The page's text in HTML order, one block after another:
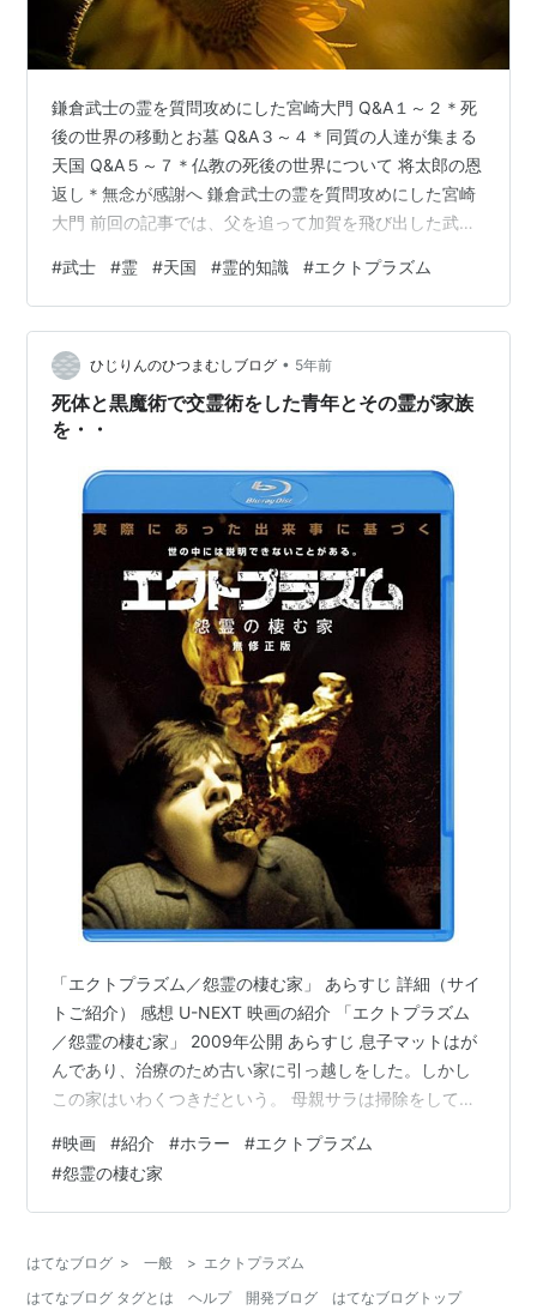
鎌倉武士の霊を質問攻めにした宮崎大門 Q&A１～２＊死
後の世界の移動とお墓 Q&A３～４＊同質の人達が集まる
天国 Q&A５～７＊仏教の死後の世界について 将太郎の恩
返し＊無念が感謝へ 鎌倉武士の霊を質問攻めにした宮崎
大門 前回の記事では、父を追って加賀を飛び出した武
００年以上が経った江戸末期に、将太郎の霊が庄屋の長
男・市次郎の心身を乗っ取り、自らの無念と願望を語り
だした経緯をお伝えしました。 この前代未聞の霊現象に
立ち向かったのが、宮司の宮崎大門氏です。宮崎氏は将
太郎にいくつもの質問を浴びせます。たとえば「なぜ武
士の霊なら父の元へ行かないのです…
#武士 #霊 #天国 #霊的知識 #エクトプラズム
ひじりんのひつまむしブログ • 5年前
死体と黒魔術で交霊術をした青年とその霊が家族
を・・
「エクトプラズム／怨霊の棲む家」 あらすじ 詳細（サイ
トご紹介） 感想 U-NEXT 映画の紹介 「エクトプラズム
／怨霊の棲む家」 2009年公開 あらすじ 息子マットはが
んであり、治療のため古い家に引っ越しをした。しかし
この家はいわくつきだという。 母親サラは掃除をしてい
ミ箱に捨てる。 マットは地下の部屋を自分の部屋と決め
たようだ。サラが掃除しているのをマットは血を床に塗
っている錯覚を見た。そして、食器を出したつもりが戻
配男性が、男性の遺体にメスで字を彫り刻み、それを若
い青年が見ている映像を…
#映画 #紹介 #ホラー #エクトプラズム
#怨霊の棲む家
はてなブログ > 一般 > エクトプラズム
はてなブログ タグとは
ヘルプ 開発ブログ はてなブログトップ